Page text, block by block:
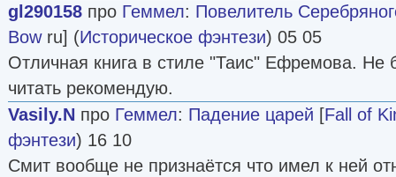
gl290158 про Геммел: Повелитель
Bowru] (Историческое фэнтези) 05 05
Отличная книга в стиле "Таис" Ефремова. Не
читать рекомендую.
Vasily.N про Геммел: Падение царей [Fall of
фэнтези) 16 10
Смит вообще не признаётся что имел к ней